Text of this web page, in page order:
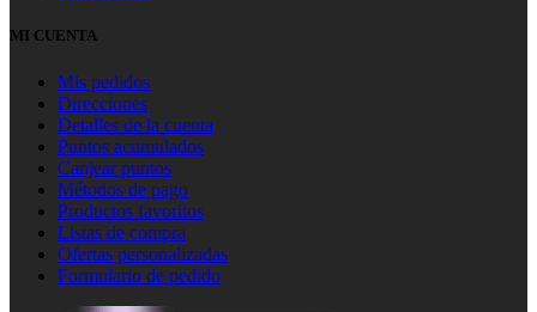
MI CUENTA
Mis pedidos
Direcciones
Detalles de la cuenta
Puntos acumulados
Canjear puntos
Métodos de pago
Productos favoritos
Listas de compra
Ofertas personalizadas
Formulario de pedido